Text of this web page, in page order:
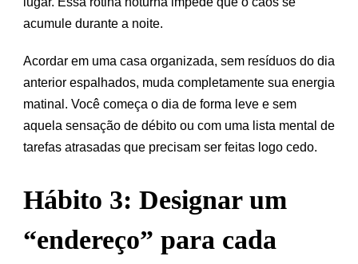
acumule durante a noite.
Acordar em uma casa organizada, sem resíduos do dia
anterior espalhados, muda completamente sua energia
matinal. Você começa o dia de forma leve e sem
aquela sensação de débito ou com uma lista mental de
tarefas atrasadas que precisam ser feitas logo cedo.
Hábito 3: Designar um
“endereço” para cada